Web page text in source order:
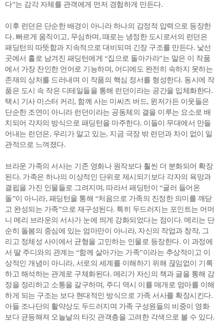
다”는 감각 자체를 관객에게 먼저 경험하게 만든다.
이후 런던은 단순한 배경이 아니라 하나의 감정적 압력으로 등장한
다. 빠르게 움직이고, 무심하며, 때로는 냉정한 도시로서의 런던은
패딩턴의 따뜻함과 지속적으로 대비되며 긴장 구조를 만든다. 낯선
곳에서 홀로 남겨진 패딩턴에게 “집으로 돌아가라”는 말은 이 작품
에서 가장 잔인한 언어로 기능하며, 어디에도 완전히 속하지 못하는
존재의 상처를 드러내며 이 작품의 핵심 정서를 형성한다. 동시에 작
품은 도시 속 작은 디테일들을 통해 런던이라는 공간을 입체화한다.
택시 기사 미스터 커리, 함께 사는 미씨즈 버드, 윈저가든 이웃들은
단순한 조연이 아니라 런던이라는 공동체의 결을 이루는 요소로 배
치되어 각자의 방식으로 패딩턴을 마주한다. 이들이 무대에서 만들
어내는 런던은, 우리가 알고 있는, 지금 극장 밖 런던과 차이 없이 일
관적으로 느껴졌다.
브라운 가족의 서사는 기존 영화나 원작보다 훨씬 더 분화되어 확장
된다. 가족은 하나의 이상적인 단위로 제시되기보다 각자의 욕망과
결핍을 가진 인물들로 그려지며, 따라서 패딩턴이 “굴러 들어온
돌”이 아니라, 패딩턴을 통해 “처음으로 가족의 진정한 의미를 깨닫
고 완성되는 가족”으로 재구성된다. 특히 두드러지는 포인트는 어머
니 메리 브라운의 서사가 눈에 띄게 강화되었다는 점이다. 메리는 단
순히 돌봄의 중심에 있는 엄마만이 아니라, 자신의 작업과 창작, 그
리고 정체성 사이에서 균형을 고민하는 인물로 등장한다. 이 과정에
서 딸 주디와의 관계는 “함께 살아가는 가족”이라는 추상적이고 이
상적인 개념이 아니라, 서로의 세계를 이해하기 위해 끊임없이 기록
하고 해석하는 관계로 구체화된다. 메리가 자신의 책과 글을 통해 감
정을 정리하고 소통을 갈구하며, 주디 역시 이를 매개로 엄마를 이해
하게 되는 구조는 보다 현대적인 방식으로 가족 서사를 확장시킨다.
아들 조나단의 활약상도 두드러지며 가족 구성원들의 비중이 영화
보다 균등해져 오늘날의 타깃 관객층을 고려한 각색으로 볼 수 있다.